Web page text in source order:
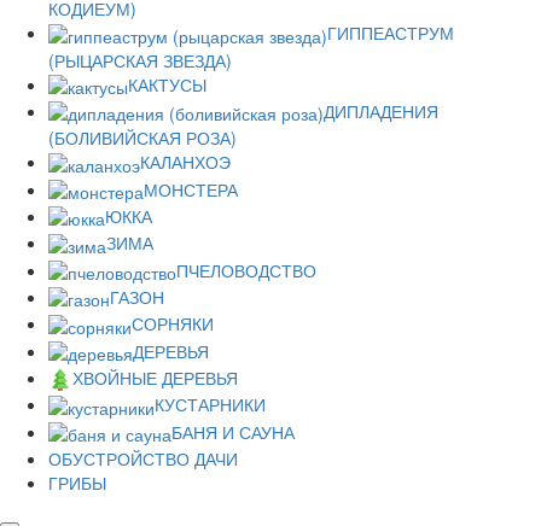
КОДИЕУМ)
ГИППЕАСТРУМ
(РЫЦАРСКАЯ ЗВЕЗДА)
КАКТУСЫ
ДИПЛАДЕНИЯ
(БОЛИВИЙСКАЯ РОЗА)
КАЛАНХОЭ
МОНСТЕРА
ЮККА
ЗИМА
ПЧЕЛОВОДСТВО
ГАЗОН
СОРНЯКИ
ДЕРЕВЬЯ
ХВОЙНЫЕ ДЕРЕВЬЯ
КУСТАРНИКИ
БАНЯ И САУНА
ОБУСТРОЙСТВО ДАЧИ
ГРИБЫ